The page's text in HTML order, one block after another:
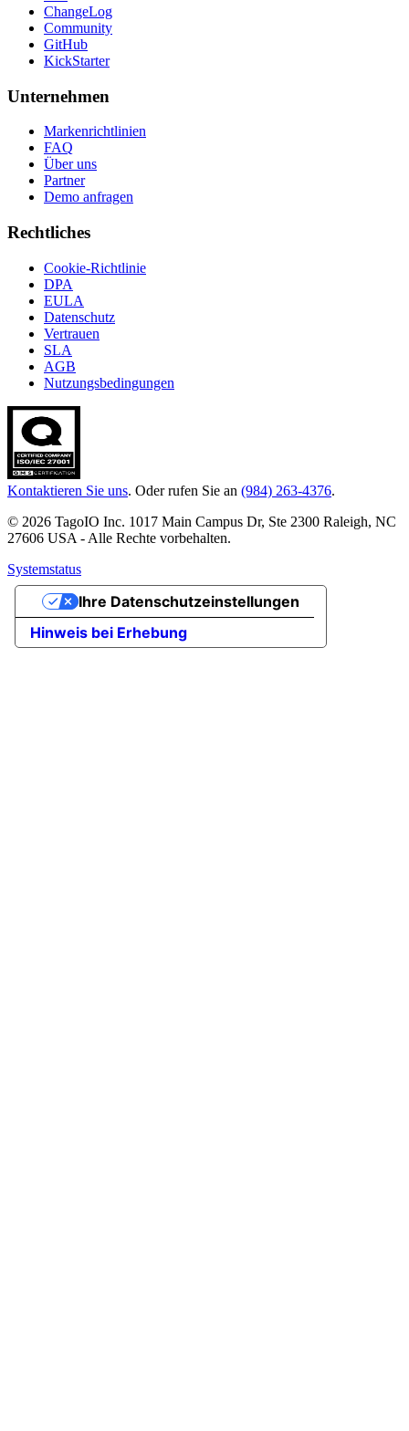
ChangeLog
Community
GitHub
KickStarter
Unternehmen
Markenrichtlinien
FAQ
Über uns
Partner
Demo anfragen
Rechtliches
Cookie-Richtlinie
DPA
EULA
Datenschutz
Vertrauen
SLA
AGB
Nutzungsbedingungen
Kontaktieren Sie uns. Oder rufen Sie an (984) 263-4376.
© 2026 TagoIO Inc. 1017 Main Campus Dr, Ste 2300 Raleigh, NC
27606 USA - Alle Rechte vorbehalten.
Systemstatus
Hinweis bei Erhebung
Ihre Datenschutzeinstellungen